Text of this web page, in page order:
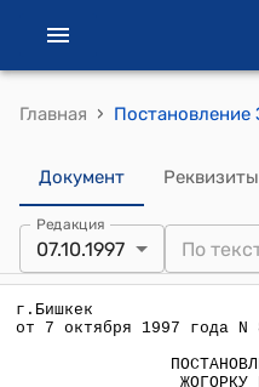
Главная ›
Документ Реквизиты
Редакция
07.10.1997